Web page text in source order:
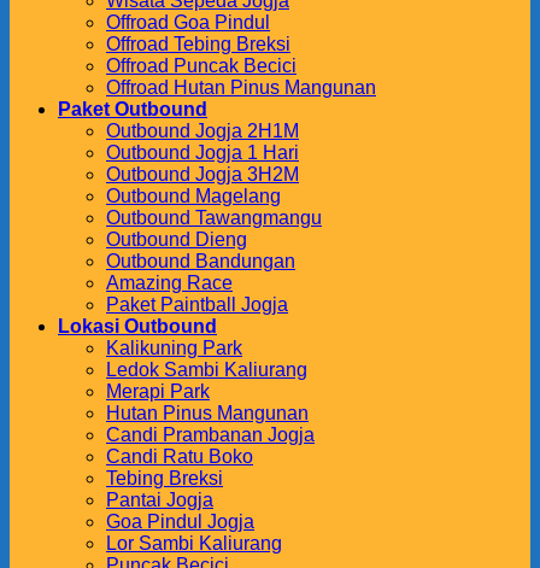
Offroad Goa Pindul
Offroad Tebing Breksi
Offroad Puncak Becici
Offroad Hutan Pinus Mangunan
Paket Outbound
Outbound Jogja 2H1M
Outbound Jogja 1 Hari
Outbound Jogja 3H2M
Outbound Magelang
Outbound Tawangmangu
Outbound Dieng
Outbound Bandungan
Amazing Race
Paket Paintball Jogja
Lokasi Outbound
Kalikuning Park
Ledok Sambi Kaliurang
Merapi Park
Hutan Pinus Mangunan
Candi Prambanan Jogja
Candi Ratu Boko
Tebing Breksi
Pantai Jogja
Goa Pindul Jogja
Lor Sambi Kaliurang